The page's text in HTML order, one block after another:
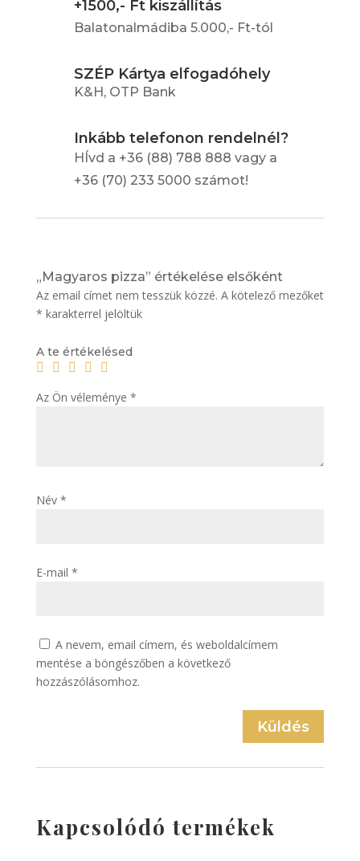
+1500,- Ft kiszállítás
Balatonalmádiba 5.000,- Ft-tól
SZÉP Kártya elfogadóhely
K&H, OTP Bank
Inkább telefonon rendelnél?
HÍvd a +36 (88) 788 888 vagy a
+36 (70) 233 5000 számot!
„Magyaros pizza” értékelése elsőként
Az email címet nem tesszük közzé. A kötelező mezőket
* karakterrel jelöltük
A te értékelésed
Az Ön véleménye *
Név *
E-mail *
A nevem, email címem, és weboldalcímem
mentése a böngészőben a következő
hozzászólásomhoz.
Küldés
Kapcsolódó termékek